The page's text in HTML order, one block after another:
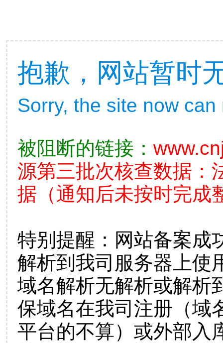
抱歉，网站暂时
Sorry, the site now
被阻断的链接：
源第三批次核查数据：
据（通知后未按时完成
特别提醒：网站备案成
解析到我司服务器上使
域名解析无解析或解析
保域名在我司注册（域
平台的不算）或外部入